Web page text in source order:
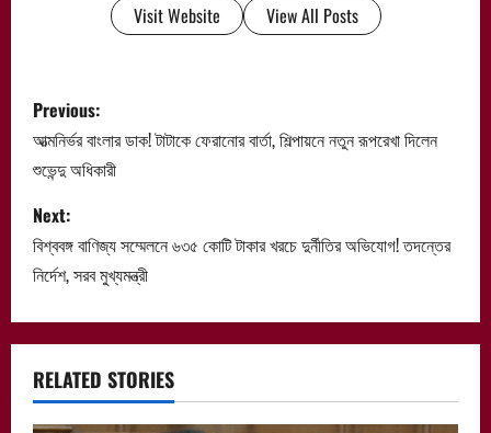
Visit Website View All Posts
P
o
s
t
n
a
v
i
Previous:
আত্মনির্ভর বাংলার ডাক! টাটাকে ফেরানোর বার্তা, শিল্পায়নে নতুন রূপরেখা দিলেন
শুভেন্দু অধিকারী
Next:
বিশ্ববঙ্গ বাণিজ্য সম্মেলনে ৬৩৫ কোটি টাকার খরচে দুর্নীতির অভিযোগ! তদন্তের
নির্দেশ, সরব মুখ্যমন্ত্রী
RELATED STORIES